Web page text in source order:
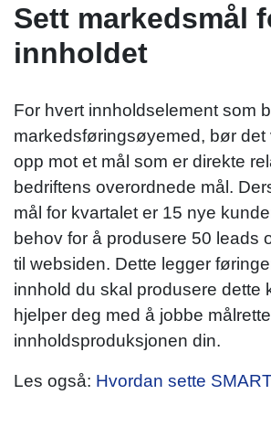
Sett markedsmål
innholdet
For hvert innholdselement som
markedsføringsøyemed, bør
opp mot et mål som er direkte
bedriftens overordnede mål.
mål for kvartalet er 15 nye
behov for å produsere 50 leads
til websiden. Dette legger
innhold du skal produsere dette
hjelper deg med å jobbe
innholdsproduksjonen din.
Les også: Hvordan sette